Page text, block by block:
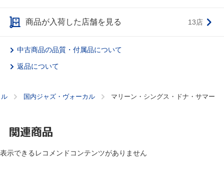
商品が入荷した店舗を見る 13店
中古商品の品質・付属品について
返品について
国内ジャズ・ヴォーカル マリーン・シングス・ドナ・サマー
関連商品
表示できるレコメンドコンテンツがありません